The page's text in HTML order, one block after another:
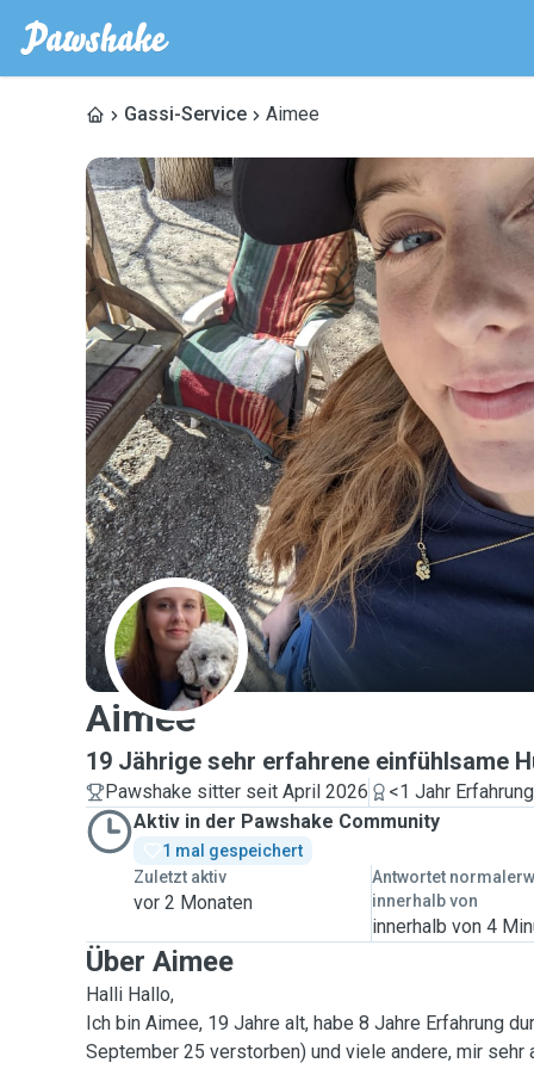
Gassi-Service Aimee
A
Aimee
19 Jährige sehr erfahrene einfühlsame
Pawshake sitter seit April 2026
<1 Jahr Erfahrung
Aktiv in der Pawshake Community
1 mal gespeichert
Zuletzt aktiv
vor 2 Monaten
Antwortet
innerhalb von
innerhalb von 4
Über Aimee
Halli Hallo,
Ich bin Aimee, 19 Jahre alt, habe 8 Jahre Erfahrung
September 25 verstorben) und viele andere, mir sehr